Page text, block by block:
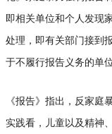
即相关单位和个人发现
处理，即有关部门接到
于不履行报告义务的单
《报告》指出，反家庭
实践看，儿童以及精神